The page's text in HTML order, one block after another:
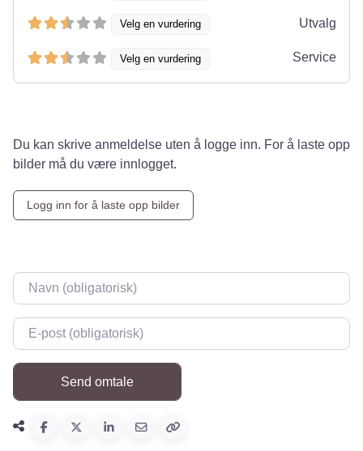
Velg en vurdering Utvalg
Velg en vurdering Service
Du kan skrive anmeldelse uten å logge inn. For å laste opp
bilder må du være innlogget.
Logg inn for å laste opp bilder
Navn
E-post